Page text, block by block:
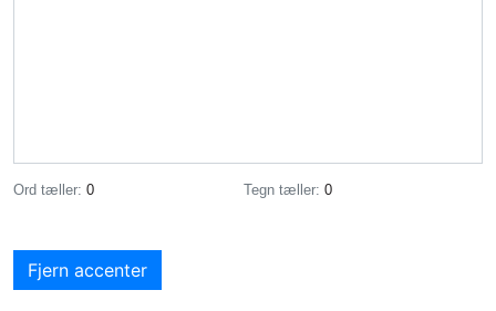
Ord tæller: 0 Tegn tæller: 0
Fjern accenter